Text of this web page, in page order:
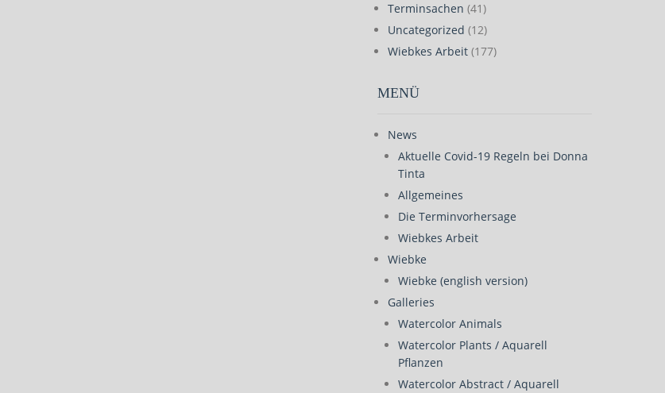
Terminsachen (41)
Uncategorized (12)
Wiebkes Arbeit (177)
MENÜ
News
Aktuelle Covid-19 Regeln bei Donna
Tinta
Allgemeines
Die Terminvorhersage
Wiebkes Arbeit
Wiebke
Wiebke (english version)
Galleries
Watercolor Animals
Watercolor Plants / Aquarell
Pflanzen
Watercolor Abstract / Aquarell